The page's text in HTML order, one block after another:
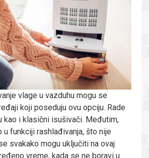
vlage u vazduhu mogu se
koji poseduju ovu opciju. Rade
kao i klasični isušivači. Međutim,
u funkciji rashlađivanja, što nije
svakako mogu uključiti na ovaj
vreme, kada se ne boravi u